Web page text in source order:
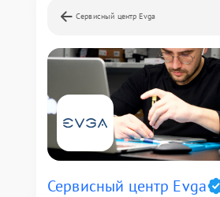
Сервисный центр Evga
Сервисный центр Evga